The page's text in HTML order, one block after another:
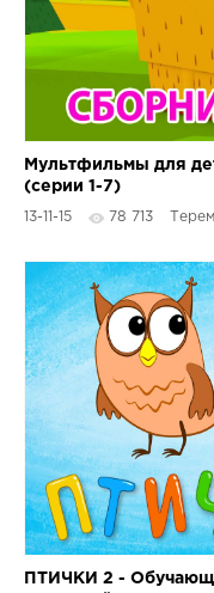
Мультфильмы для
(серии 1-7)
13-11-15 78 713
ПТИЧКИ 2 -